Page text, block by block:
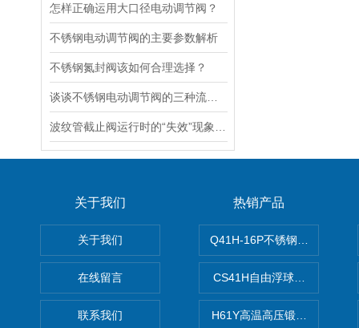
怎样正确运用大口径电动调节阀？
不锈钢电动调节阀的主要参数解析
不锈钢氮封阀该如何合理选择？
关于我们
关于我们
在线留言
联系我们
热销产品
Q41H-16P不锈钢硬密封球阀
CS41H自由浮球式蒸汽疏水
H61Y高温高压锻钢止回阀